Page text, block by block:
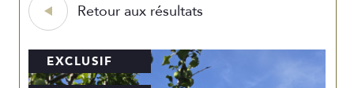
Retour aux résultats
EXCLUSIF